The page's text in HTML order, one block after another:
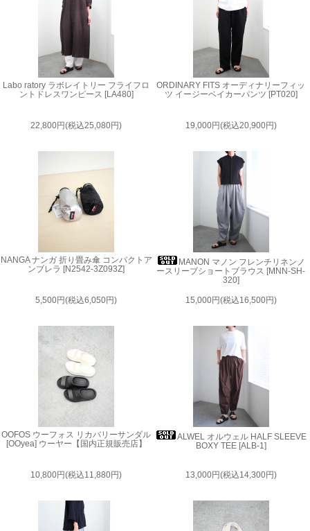
Labo ratory ラボレイトリー フライフロ
ントドレスワンピース [LA480]
22,800円(税込25,080円)
ORDINARY FITS オーディナリーフィッ
ツ イージーベイカーパンツ [PT020]
19,000円(税込20,900円)
NANGA ナンガ 折り畳み傘 コンパクトア
ンブレラ [N2542-3Z093Z]
5,500円(税込6,050円)
MANON マノン フレンチリネンノ
ースリーブショートブラウス [MNN-SH-
320]
15,000円(税込16,500円)
OOFOS ウーフォス リカバリーサンダル
[OOyea] ウーヤー【国内正規販売店】
10,800円(税込11,880円)
ALWEL オルウェル HALF SLEEVE
BOXY TEE [ALB-1]
13,000円(税込14,300円)